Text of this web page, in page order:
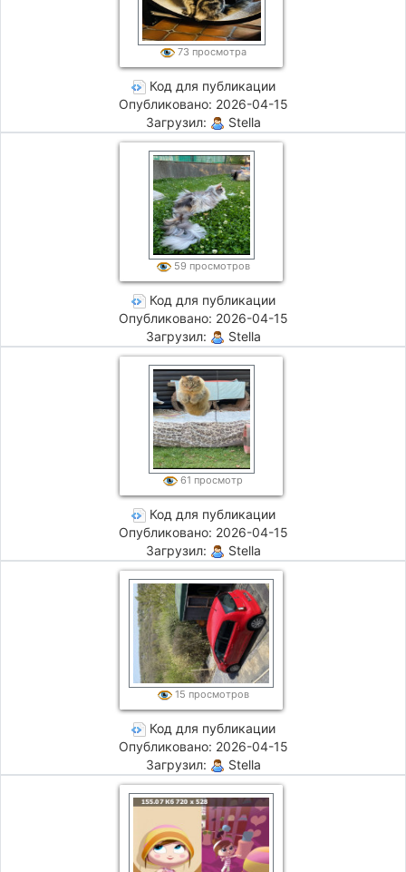
73 просмотра
Код для публикации
Опубликовано: 2026-04-15
Загрузил:
Stella
59 просмотров
Код для публикации
Опубликовано: 2026-04-15
Загрузил:
Stella
61 просмотр
Код для публикации
Опубликовано: 2026-04-15
Загрузил:
Stella
15 просмотров
Код для публикации
Опубликовано: 2026-04-15
Загрузил:
Stella